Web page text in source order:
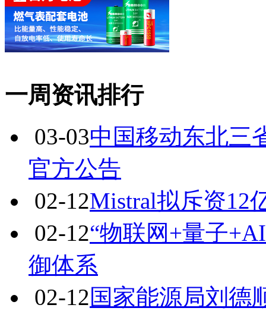
一周资讯排行
03-03中国移动东北三
官方公告
02-12Mistral拟斥资12
02-12“物联网+量子
御体系
02-12国家能源局刘德